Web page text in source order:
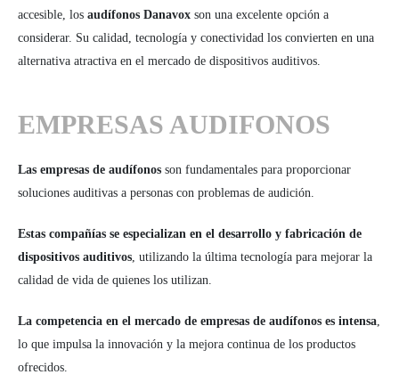
accesible, los audífonos Danavox son una excelente opción a
considerar. Su calidad, tecnología y conectividad los convierten en una
alternativa atractiva en el mercado de dispositivos auditivos.
EMPRESAS AUDIFONOS
Las empresas de audífonos son fundamentales para proporcionar
soluciones auditivas a personas con problemas de audición.
Estas compañías se especializan en el desarrollo y fabricación de
dispositivos auditivos, utilizando la última tecnología para mejorar la
calidad de vida de quienes los utilizan.
La competencia en el mercado de empresas de audífonos es intensa,
lo que impulsa la innovación y la mejora continua de los productos
ofrecidos.